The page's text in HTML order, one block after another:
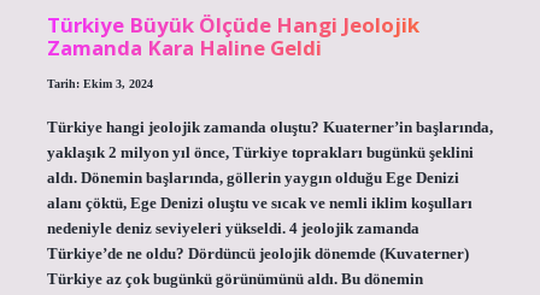
Türkiye Büyük Ölçüde Hangi Jeolojik
Zamanda Kara Haline Geldi
Tarih: Ekim 3, 2024
Türkiye hangi jeolojik zamanda oluştu? Kuaterner’in başlarında,
yaklaşık 2 milyon yıl önce, Türkiye toprakları bugünkü şeklini
aldı. Dönemin başlarında, göllerin yaygın olduğu Ege Denizi
alanı çöktü, Ege Denizi oluştu ve sıcak ve nemli iklim koşulları
nedeniyle deniz seviyeleri yükseldi. 4 jeolojik zamanda
Türkiye’de ne oldu? Dördüncü jeolojik dönemde (Kuvaterner)
Türkiye az çok bugünkü görünümünü aldı. Bu dönemin